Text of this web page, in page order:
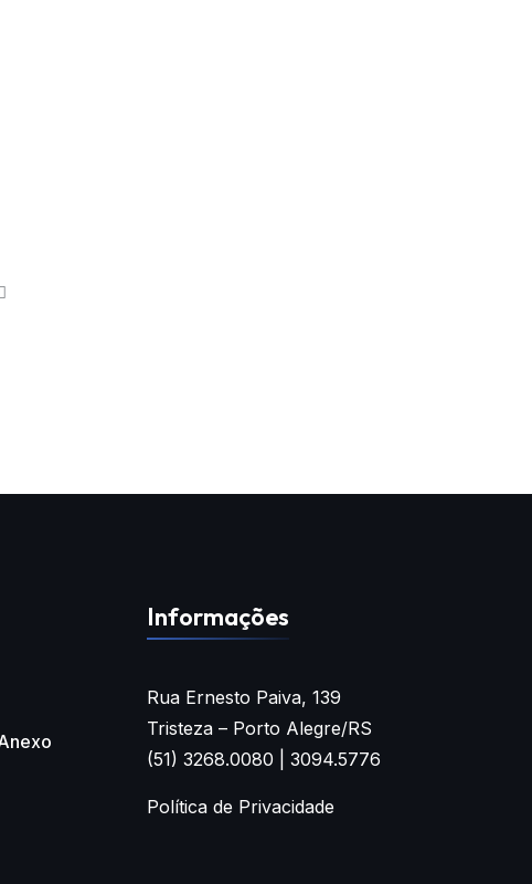
Informações
Rua Ernesto Paiva, 139
Tristeza – Porto Alegre/RS
(51) 3268.0080 | 3094.5776
Política de Privacidade